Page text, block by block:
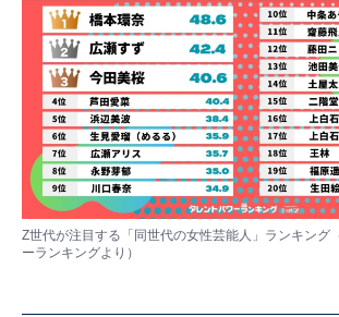
Z世代が注目する「同世代の女性芸能人」ランキング
ーランキングより）